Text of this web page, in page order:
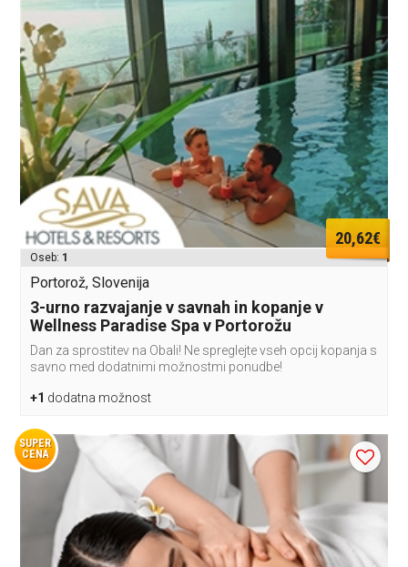
20,62€
Oseb: 1
Portorož, Slovenija
3-urno razvajanje v savnah in kopanje v
Wellness Paradise Spa v Portorožu
Dan za sprostitev na Obali! Ne spreglejte vseh opcij kopanja s
savno med dodatnimi možnostmi ponudbe!
+1 dodatna možnost
SUPER
CENA